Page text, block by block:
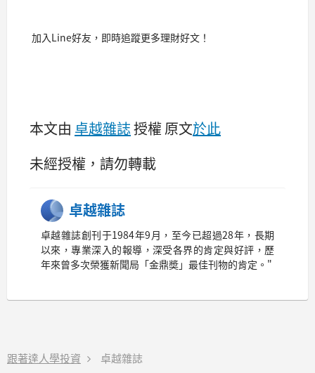
加入Line好友，即時追蹤更多理財好文！
本文由 卓越雜誌授權 原文於此
未經授權，請勿轉載
卓越雜誌
卓越雜誌創刊于1984年9月，至今已超過28年，長期
以來，專業深入的報導，深受各界的肯定與好評，歷
年來曾多次榮獲新聞局「金鼎奬」最佳刊物的肯定。"
跟著達人學投資 卓越雜誌